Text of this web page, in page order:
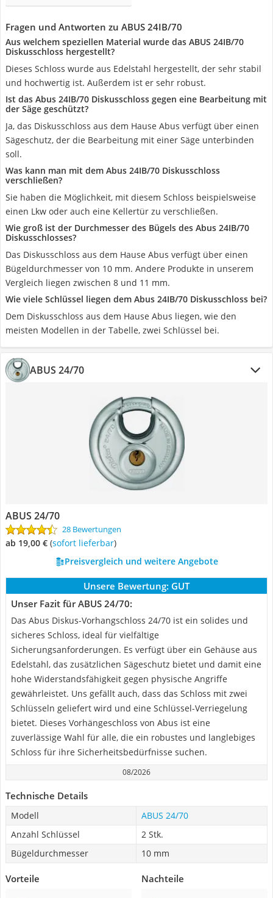
Fragen und Antworten zu ABUS 24IB/70
Aus welchem speziellen Material wurde das ABUS 24IB/70
Diskusschloss hergestellt?
Dieses Schloss wurde aus Edelstahl hergestellt, der sehr stabil
und hochwertig ist. Außerdem ist er sehr robust.
Ist das Abus 24IB/70 Diskusschloss gegen eine Bearbeitung mit
der Säge geschützt?
Ja, das Diskusschloss aus dem Hause Abus verfügt über einen
Sägeschutz, der die Bearbeitung mit einer Säge unterbinden
soll.
Was kann man mit dem Abus 24IB/70 Diskusschloss
verschließen?
Sie haben die Möglichkeit, mit diesem Schloss beispielsweise
einen Lkw oder auch eine Kellertür zu verschließen.
Wie groß ist der Durchmesser des Bügels des Abus 24IB/70
Diskusschlosses?
Das Diskusschloss aus dem Hause Abus verfügt über einen
Bügeldurchmesser von 10 mm. Andere Produkte in unserem
Vergleich liegen zwischen 8 und 11 mm.
Wie viele Schlüssel liegen dem Abus 24IB/70 Diskusschloss bei?
Dem Diskusschloss aus dem Hause Abus liegen, wie den
meisten Modellen in der Tabelle, zwei Schlüssel bei.
ABUS 24/70
ABUS 24/70
28 Bewertungen
ab 19,00 € ( Sofort lieferbar)
Preisvergleich und weitere Angebote
Unsere Bewertung: GUT
Unser Fazit für ABUS 24/70:
Das Abus Diskus-Vorhangschloss 24/70 ist ein solides und
sicheres Schloss, ideal für vielfältige
Sicherungsanforderungen. Es verfügt über ein Gehäuse aus
Edelstahl, das zusätzlichen Sägeschutz bietet und damit eine
hohe Widerstandsfähigkeit gegen physische Angriffe
gewährleistet. Uns gefällt auch, dass das Schloss mit zwei
Schlüsseln geliefert wird und eine Schlüssel-Verriegelung
bietet. Dieses Vorhängeschloss von Abus ist eine
zuverlässige Wahl für alle, die ein robustes und langlebiges
Schloss für ihre Sicherheitsbedürfnisse suchen.
08/2026
Technische Details
Modell
ABUS 24/70
Anzahl Schlüssel
2 Stk.
Bügeldurchmesser
10 mm
Vorteile Nachteile